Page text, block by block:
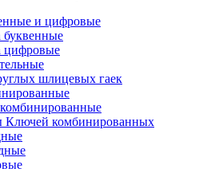
и цифровые
цифровые
шлицевых гаек
Ключей комбинированных